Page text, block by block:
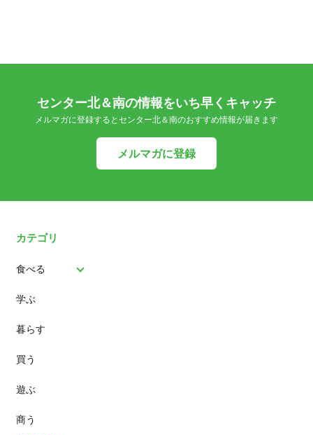
センター北＆南の情報をいち早くキャッチ
メルマガに登録するとセンター北＆南のおすすめ情報が届きます
メルマガに登録
カテゴリ
食べる
パン
スイーツ
ランチ
カフェ
学ぶ
暮らす
買う
遊ぶ
商う